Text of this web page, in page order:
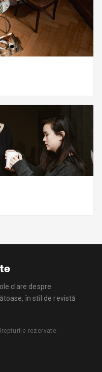
clare despre
în stil de revistă
rezervate.